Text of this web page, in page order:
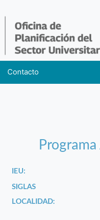
Contacto
IEU:
SIGLAS
LOCALIDAD: